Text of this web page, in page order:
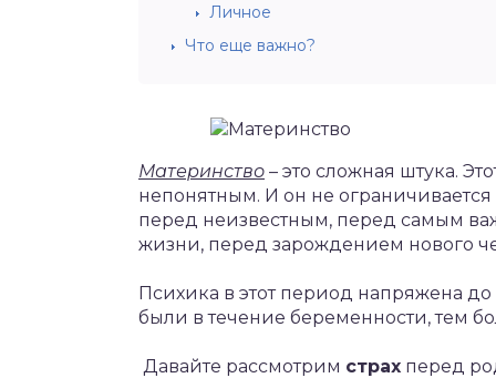
Личное
Что еще важно?
Материнство – это сложная штука.
непонятным. И он не ограничивается
перед неизвестным, перед самым
жизни, перед зарождением нового
Психика в этот период напряжена
были в течение беременности, тем
Давайте рассмотрим страх перед